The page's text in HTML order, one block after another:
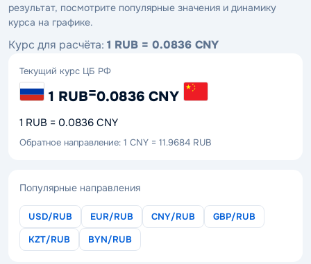
результат, посмотрите популярные значения и динамику
курса на графике.
Курс для расчёта: 1 RUB = 0.0836 CNY
Текущий курс ЦБ РФ
1 RUB=0.0836 CNY
1 RUB = 0.0836 CNY
Обратное направление: 1 CNY = 11.9684 RUB
Популярные направления
USD/RUB EUR/RUB CNY/RUB
GBP/RUB
KZT/RUB
BYN/RUB